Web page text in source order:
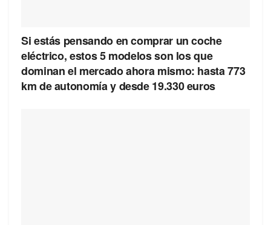
Si estás pensando en comprar un coche
eléctrico, estos 5 modelos son los que
dominan el mercado ahora mismo: hasta 773
km de autonomía y desde 19.330 euros